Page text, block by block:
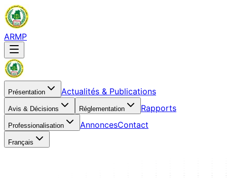
ARMP
Présentation Actualités & Publications
Avis & Décisions Réglementation Rapports
Professionalisation AnnoncesContact
Français